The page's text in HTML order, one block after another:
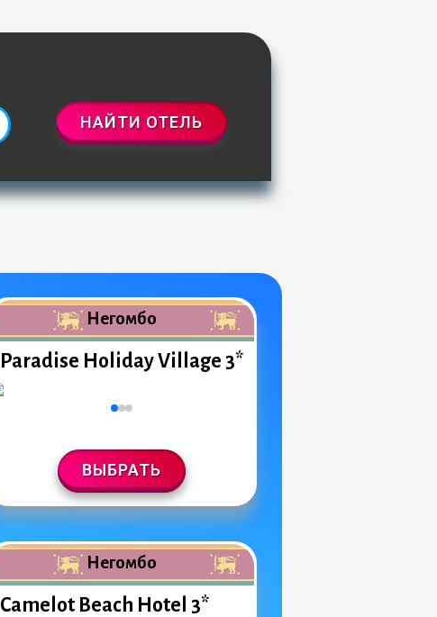
НАЙТИ ОТЕЛЬ
Негомбо
Paradise Holiday Village 3*
ВЫБРАТЬ
Негомбо
Camelot Beach Hotel 3*